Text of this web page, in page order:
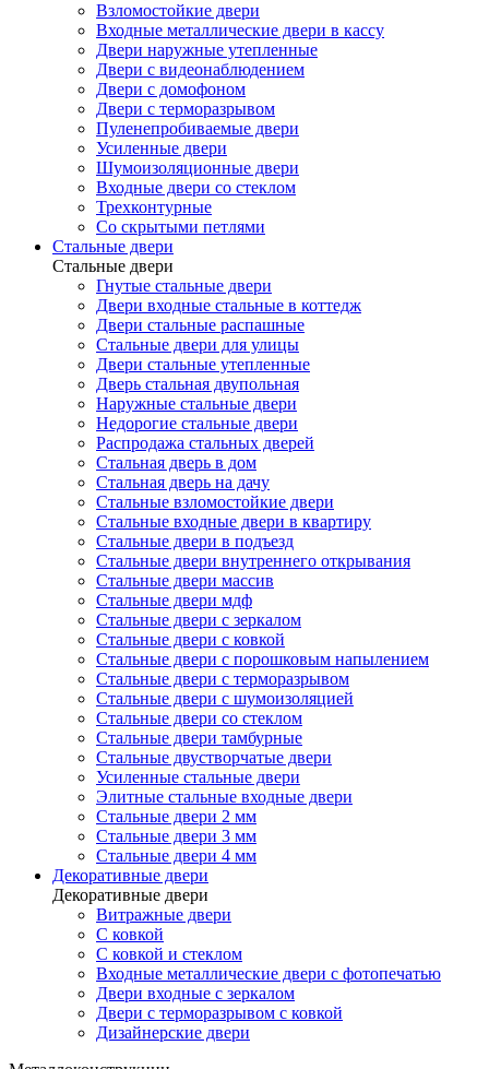
Взломостойкие двери
Входные металлические двери в кассу
Двери наружные утепленные
Двери с видеонаблюдением
Двери с домофоном
Двери с терморазрывом
Пуленепробиваемые двери
Усиленные двери
Шумоизоляционные двери
Входные двери со стеклом
Трехконтурные
Со скрытыми петлями
Стальные двери
Стальные двери
Гнутые стальные двери
Двери входные стальные в коттедж
Двери стальные распашные
Стальные двери для улицы
Двери стальные утепленные
Дверь стальная двупольная
Наружные стальные двери
Недорогие стальные двери
Распродажа стальных дверей
Стальная дверь в дом
Стальная дверь на дачу
Стальные взломостойкие двери
Стальные входные двери в квартиру
Стальные двери в подъезд
Стальные двери внутреннего открывания
Стальные двери массив
Стальные двери мдф
Стальные двери с зеркалом
Стальные двери с ковкой
Стальные двери с порошковым напылением
Стальные двери с терморазрывом
Стальные двери с шумоизоляцией
Стальные двери со стеклом
Стальные двери тамбурные
Стальные двустворчатые двери
Усиленные стальные двери
Элитные стальные входные двери
Стальные двери 2 мм
Стальные двери 3 мм
Стальные двери 4 мм
Декоративные двери
Декоративные двери
Витражные двери
С ковкой
С ковкой и стеклом
Входные металлические двери с фотопечатью
Двери входные с зеркалом
Двери с терморазрывом с ковкой
Дизайнерские двери